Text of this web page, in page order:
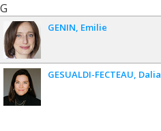
G
GENIN Emilie
GESUALDI-FECTEAU Dalia